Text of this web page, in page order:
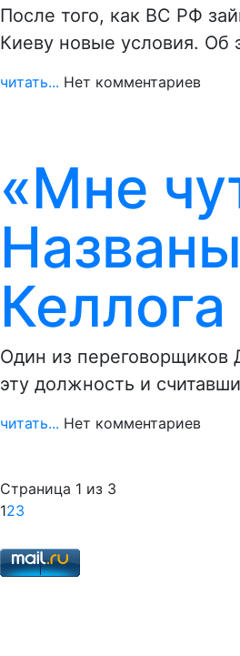
После того, как ВС РФ
Киеву новые условия. Об
читать... Нет комментариев
«Мне
Келлога
Один из переговорщиков
эту должность и
читать... Нет комментариев
Страница 1 из 3
123